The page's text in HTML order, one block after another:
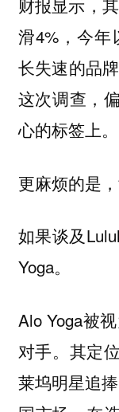
财报显示，
滑4%，今年
长失速的品
这次调查，
心的标签上。
更麻烦的是
如果谈及
Yoga。
Alo Yoga被
对手。其定
莱坞明星追